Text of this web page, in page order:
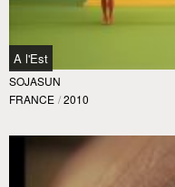
A l'Est
SOJASUN
FRANCE / 2010